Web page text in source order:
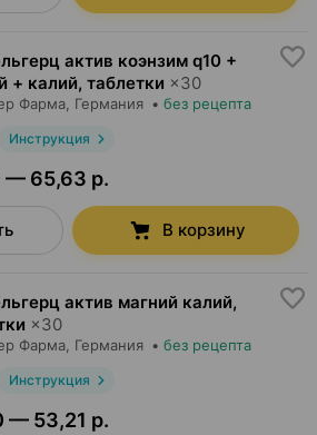
актив коэнзим q10 +
+ калий, таблетки ×30
Фарма , Германия • без рецепта
Инструкция
— 65,63 р.
В корзину
актив магний калий,
×30
Фарма , Германия • без рецепта
Инструкция
— 53,21 р.